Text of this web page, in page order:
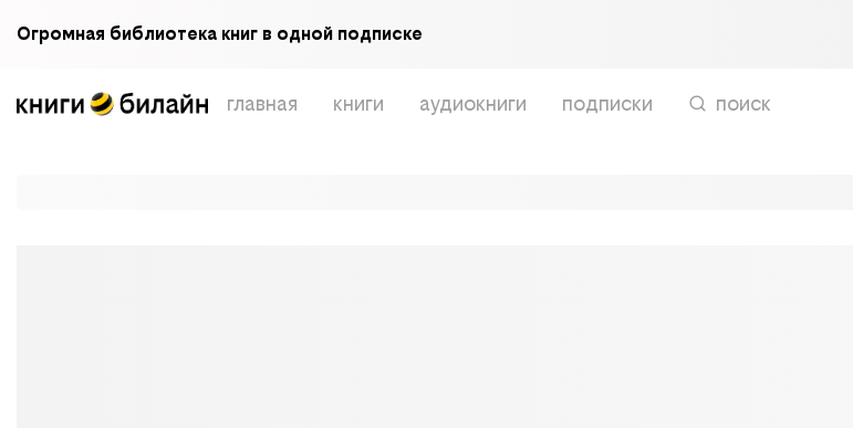
Огромная библиотека книг в одной подписке
главная книги аудиокниги подписки поиск